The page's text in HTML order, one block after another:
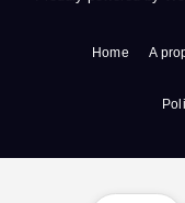
Home A